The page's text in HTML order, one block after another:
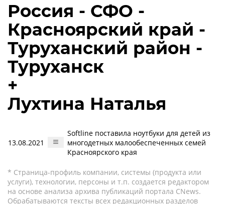
Россия - СФО -
Красноярский край -
Туруханский район -
Туруханск
+
Лухтина Наталья
13.08.2021
Softline поставила ноутбуки для детей из
многодетных малообеспеченных семей
Красноярского края
* Страница-профиль компании, системы (продукта или
услуги), технологии, персоны и т.п. создается редактором
на основе анализа архива публикаций портала CNews.
Обрабатываются тексты всех редакционных разделов